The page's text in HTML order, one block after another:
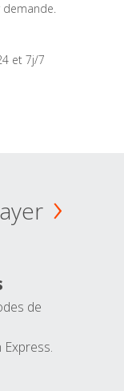
demande.
et 7j/7
de